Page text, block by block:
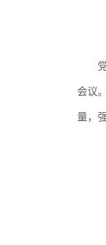
会议
量，